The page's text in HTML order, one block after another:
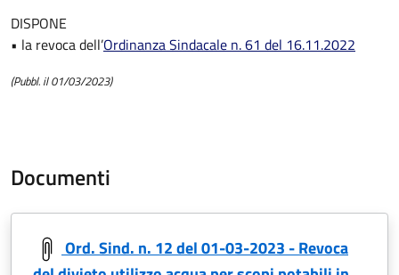
DISPONE
• la revoca dell’Ordinanza Sindacale n. 61 del 16.11.2022
(Pubbl. il 01/03/2023)
Documenti
Ord. Sind. n. 12 del 01-03-2023 - Revoca